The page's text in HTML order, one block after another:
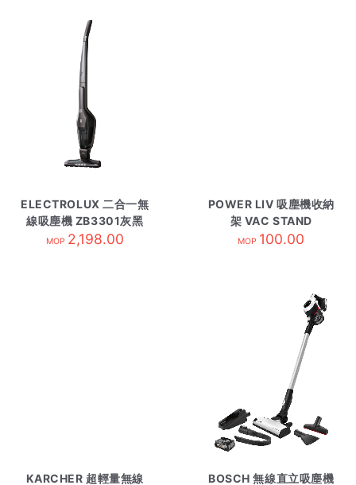
ELECTROLUX 二合一無
線吸塵機 ZB3301灰黑
MOP 2,198.00
POWER LIV 吸塵機收納
架 VAC STAND
MOP 100.00
KARCHER 超輕量無線 BOSCH 無線直立吸塵機